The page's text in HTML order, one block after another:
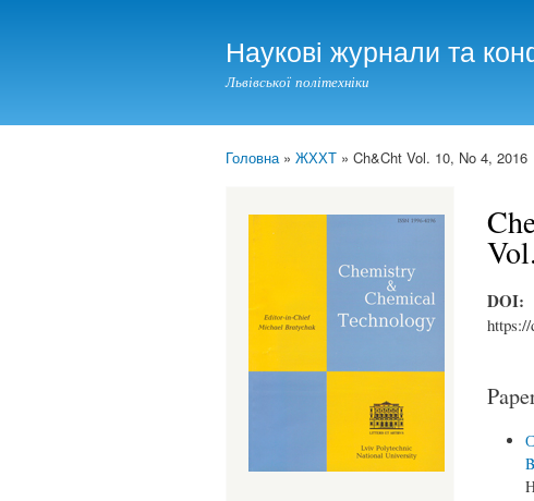
Наукові журнали та
Львівської політехніки
Головна» ЖХХТ » Ch&Cht Vol. 10, No 4, 2016
DOI: